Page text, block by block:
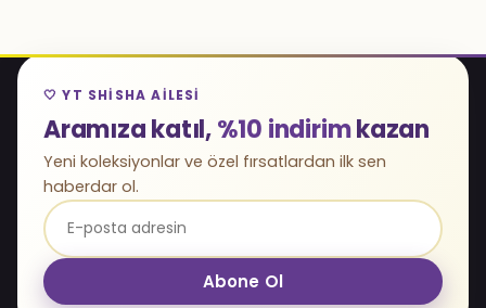
🤍 YT SHISHA AILESI
Aramıza katıl,%10 indirimkazan
Yeni koleksiyonlar ve özel fırsatlardan ilk sen
haberdar ol.
Abone Ol